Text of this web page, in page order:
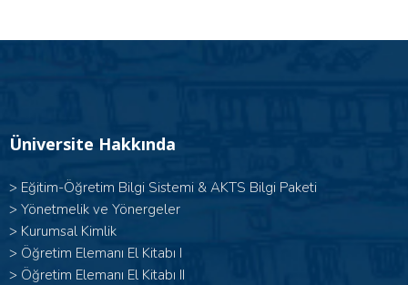
Üniversite Hakkında
> Eğitim-Öğretim Bilgi Sistemi & AKTS Bilgi Paketi
> Yönetmelik ve Yönergeler
> Kurumsal Kimlik
> Öğretim Elemanı El Kitabı I
> Öğretim Elemanı El Kitabı II